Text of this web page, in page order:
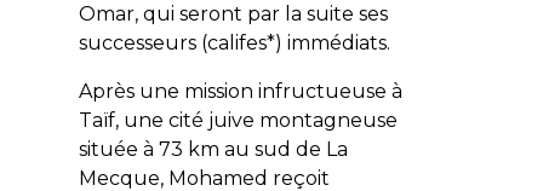
Omar, qui seront par la suite ses
successeurs (califes*) immédiats.
Après une mission infructueuse à
Taïf, une cité juive montagneuse
située à 73 km au sud de La
Mecque, Mohamed reçoit